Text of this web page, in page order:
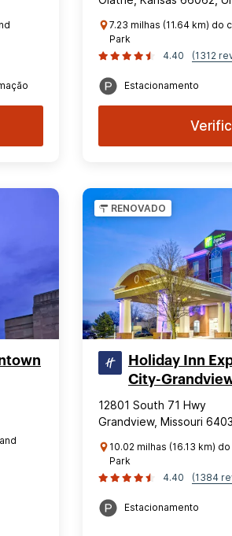
7.23 milhas (11.64 km)
Park
4.40
(1312
Estacionamento
RENOVADO
Holiday Inn
City-
12801 South 71 Hwy
Grandview, Missouri
10.02 milhas (16.13 km)
Park
4.40
(1384
Estacionamento